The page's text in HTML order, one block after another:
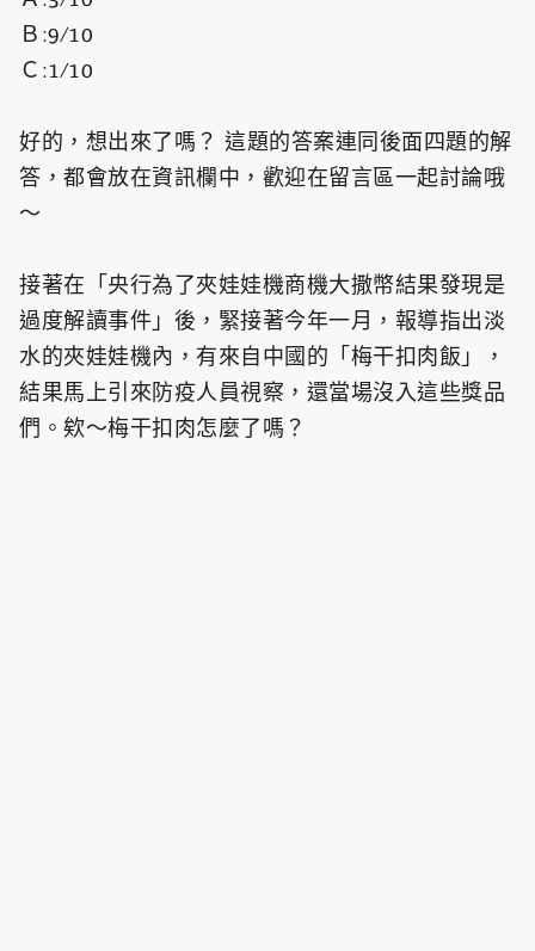
Ｂ:9/10
Ｃ:1/10
好的，想出來了嗎？ 這題的答案連同後面四題的解
答，都會放在資訊欄中，歡迎在留言區一起討論哦
～
接著在「央行為了夾娃娃機商機大撒幣結果發現是
過度解讀事件」後，緊接著今年一月，報導指出淡
水的夾娃娃機內，有來自中國的「梅干扣肉飯」，
結果馬上引來防疫人員視察，還當場沒入這些獎品
們。欸～梅干扣肉怎麼了嗎？